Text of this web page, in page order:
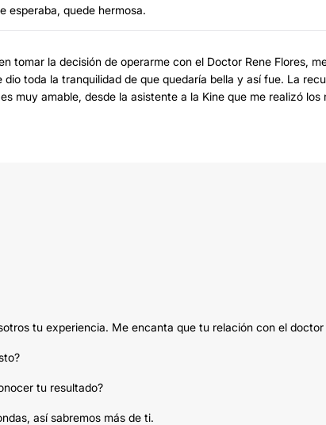
esperaba, quede hermosa.
tomar la decisión de operarme con el Doctor Rene Flores,
toda la tranquilidad de que quedaría bella y así fue. La
muy amable, desde la asistente a la Kine que me realizó los
tu experiencia. Me encanta que tu relación con el
tu resultado?
así sabremos más de ti.